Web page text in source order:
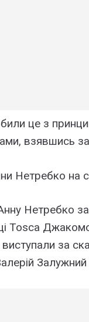
це з
взявшись
Нетребко на
Нетребко
Tosca
за